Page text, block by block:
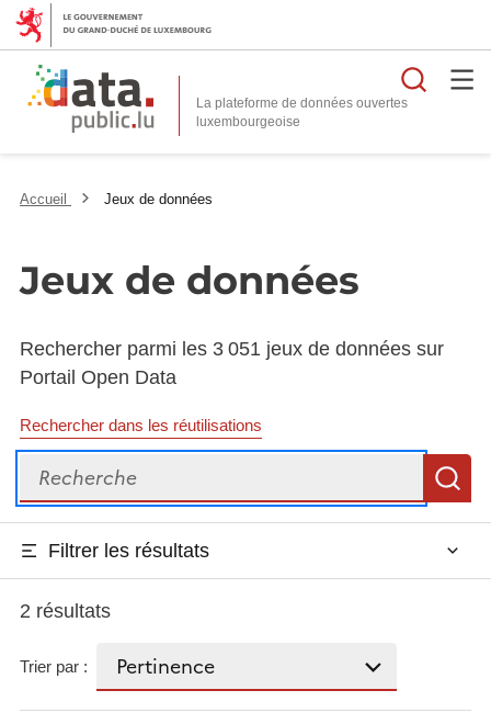
La plateforme de données ouvertes
Accueil Jeux de données
Jeux de données
Rechercher parmi les 3 051 jeux de données sur
Portail Open Data
Rechercher dans les réutilisations
Recherche
Filtrer les résultats
2 résultats
Trier par :